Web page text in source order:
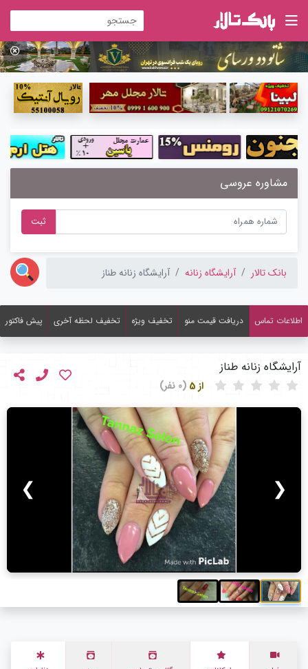
مشاوره عروسی
ثبت
بانک تالار آرایشگاه زنانه آرایشگاه زنانه طناز
اطلاعات تماس دریافت قیمت منو تخفیف ویژه تخفیف لحظه آخری پیش فاکتور
آرایشگاه زنانه طناز
(0 نفر)
❮
❯